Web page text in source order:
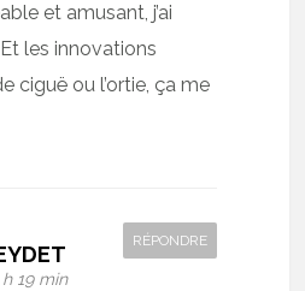
et amusant, j’ai
les innovations
ciguë ou l’ortie, ça me
h 19 min
RÉPONDRE